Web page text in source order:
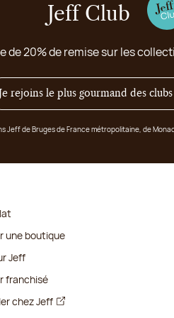
Jeff Club
de 20% de remise sur les
Je rejoins le plus gourmand des clubs
Jeff de Bruges de France métropolitaine, de
une boutique
Jeff
franchisé
chez Jeff